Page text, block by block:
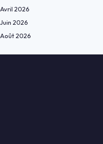
Avril 2026
Juin 2026
Août 2026